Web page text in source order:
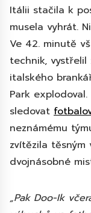
Itálii stačila k
musela vyhrát.
Ve 42. minutě
technik,
italského
Park
sledovat
neznámému
zvítězila těsným
dvojnásobné
„Pak Doo-Ik